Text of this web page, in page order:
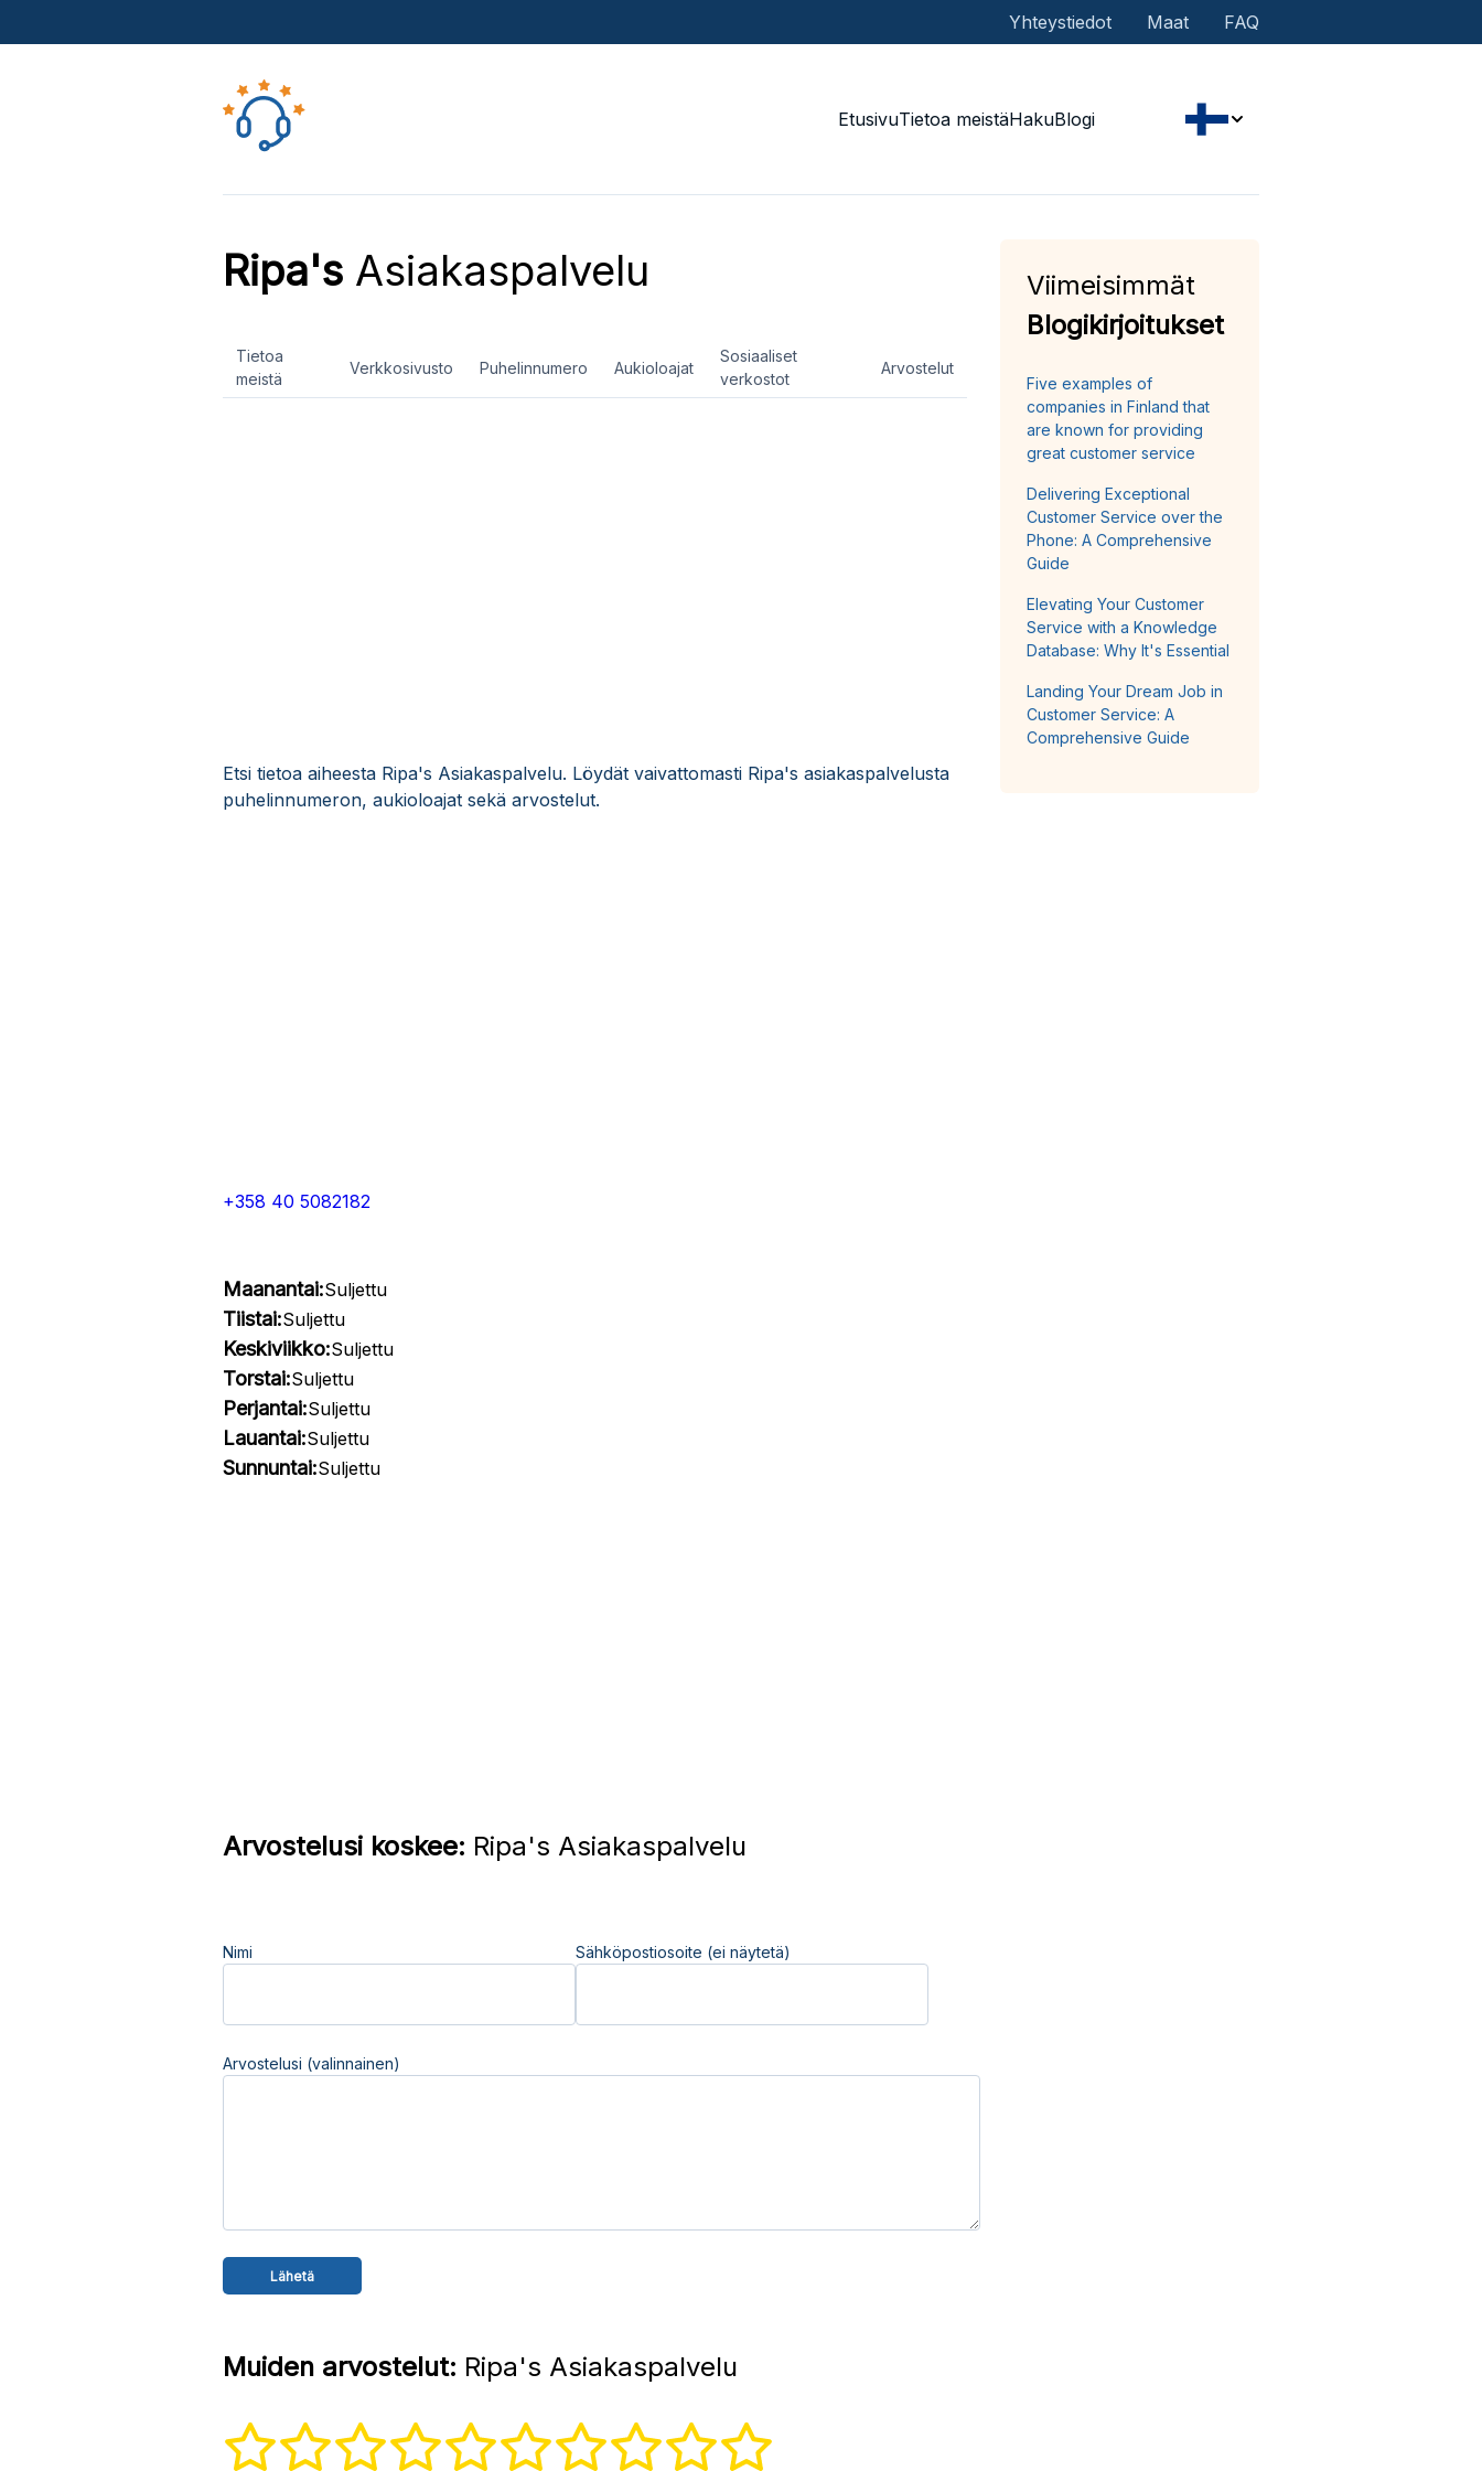
Yhteystiedot Maat FAQ
EtusivuTietoa meistäHakuBlogi
Ripa'sAsiakaspalvelu
Tietoa
meistä
Verkkosivusto Puhelinnumero Aukioloajat
Sosiaaliset
verkostot
Arvostelut
Etsi tietoa aiheesta Ripa's Asiakaspalvelu. Löydät vaivattomasti Ripa's asiakaspalvelusta
puhelinnumeron, aukioloajat sekä arvostelut.
+358 40 5082182
Maanantai:Suljettu
Tiistai:Suljettu
Keskiviikko:Suljettu
Torstai:Suljettu
Perjantai:Suljettu
Lauantai:Suljettu
Sunnuntai:Suljettu
Arvostelusi koskee: Ripa's Asiakaspalvelu
Nimi Sähköpostiosoite (ei näytetä)
Arvostelusi (valinnainen)
Muiden arvostelut: Ripa's Asiakaspalvelu
Viimeisimmät
Blogikirjoitukset
Five examples of
companies in Finland that
are known for providing
great customer service
Delivering Exceptional
Customer Service over the
Phone: A Comprehensive
Guide
Elevating Your Customer
Service with a Knowledge
Database: Why It's Essential
Landing Your Dream Job in
Customer Service: A
Comprehensive Guide